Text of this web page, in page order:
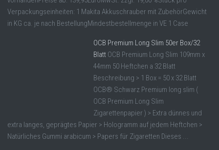
Verpackungseinheiten: 1 Makita Akkuschrauber mit ZubehörGewicht
in KG ca. je nach BestellungMindestbestellmenge in VE 1 Case
OCB Premium Long Slim 50er Box/32
Blatt OCB Premium Long Slim 109mm x
44mm 50 Heftchen a 32 Blatt
Beschreibung > 1 Box = 50 x 32 Blatt
OCB® Schwarz Premium long slim (
OCB Premium Long Slim
Zigarettenpapier ) > Extra dünnes und
extra langes, geprägtes Papier > Hologramm auf jedem Heftchen >
Natürliches Gummi arabicum > Papers für Zigaretten Dieses ...